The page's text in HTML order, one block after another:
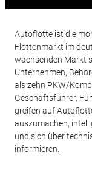
Autoflotte ist die
Flottenmarkt im
wachsenden Markt
Unternehmen,
als zehn PKW/
Geschäftsführer,
greifen auf
auszumachen,
und sich über
informieren.